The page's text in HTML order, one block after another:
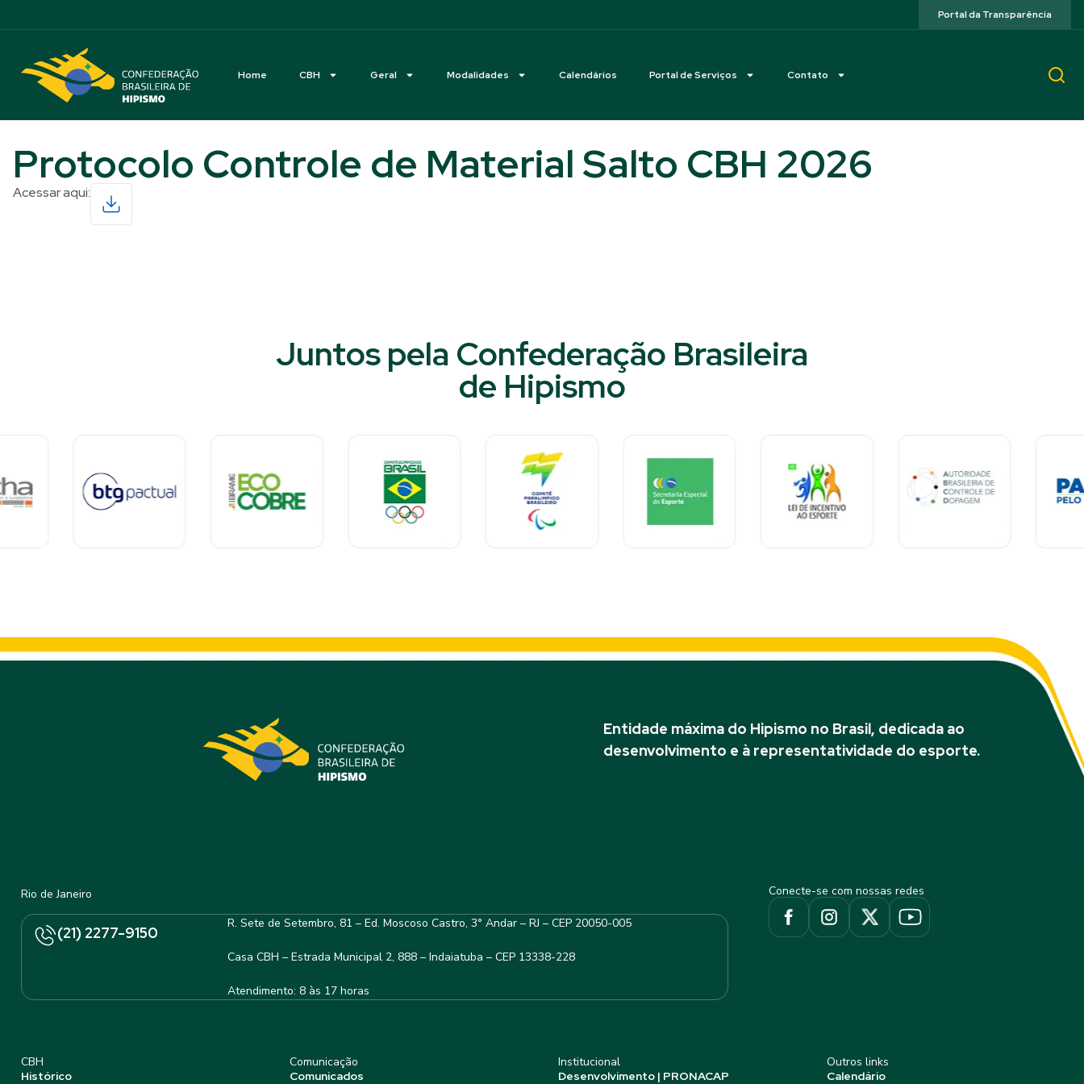
Portal da Transparência
Home CBH Geral Modalidades Calendários Portal de Serviços Contato
Protocolo Controle de Material Salto CBH 2026
Acessar aqui:
Juntos pela Confederação Brasileira
de Hipismo
Entidade máxima do Hipismo no Brasil, dedicada ao
desenvolvimento e à representatividade do esporte.
Rio de Janeiro
(21) 2277-9150
R. Sete de Setembro, 81 – Ed. Moscoso Castro, 3° Andar – RJ – CEP 20050-005
Casa CBH – Estrada Municipal 2, 888 – Indaiatuba – CEP 13338-228
Atendimento: 8 às 17 horas
Conecte-se com nossas redes
CBH
Histórico
Comunicação
Comunicados
Institucional
Desenvolvimento | PRONACAP
Outros links
Calendário